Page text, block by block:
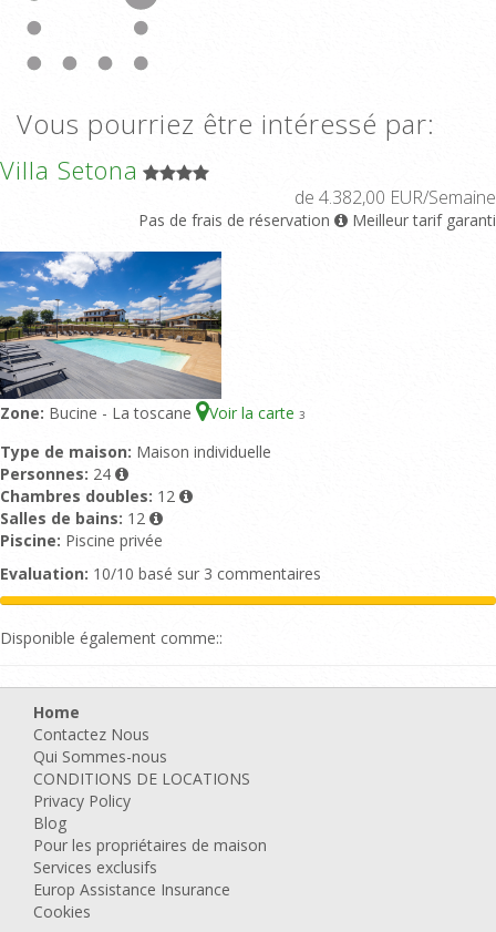
Vous pourriez être intéressé par:
Villa Setona
de 4.382,00 EUR/Semaine
Pas de frais de réservation Meilleur tarif garanti
Zone: Bucine - La toscane Voir la carte 3
Type de maison: Maison individuelle
Personnes: 24
Chambres doubles: 12
Salles de bains: 12
Piscine: Piscine privée
Evaluation: 10/10 basé sur 3 commentaires
Disponible également comme::
Home
Contactez Nous
Qui Sommes-nous
CONDITIONS DE LOCATIONS
Privacy Policy
Blog
Pour les propriétaires de maison
Services exclusifs
Europ Assistance Insurance
Cookies